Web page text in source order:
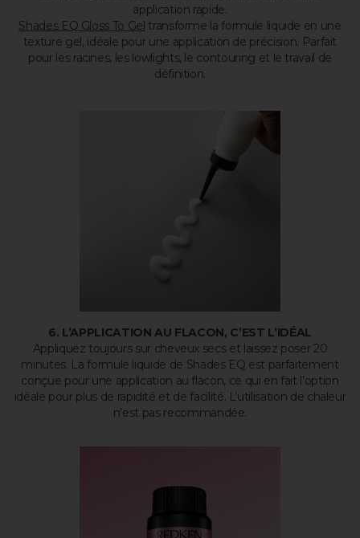
application rapide.
Shades EQ Gloss To Gel transforme la formule liquide en une
texture gel, idéale pour une application de précision. Parfait
pour les racines, les lowlights, le contouring et le travail de
définition.
6. L’APPLICATION AU FLACON, C’EST L’IDÉAL
Appliquez toujours sur cheveux secs et laissez poser 20
minutes. La formule liquide de Shades EQ est parfaitement
conçue pour une application au flacon, ce qui en fait l’option
idéale pour plus de rapidité et de facilité. L’utilisation de chaleur
n’est pas recommandée.